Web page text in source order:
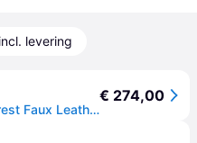
levering
K&M 14050 Stool with Backrest Faux Leather
€ 274,00